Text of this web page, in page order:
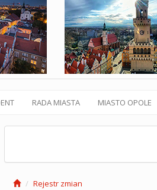
RADA MIASTA MIASTO OPOLE
Rejestr zmian